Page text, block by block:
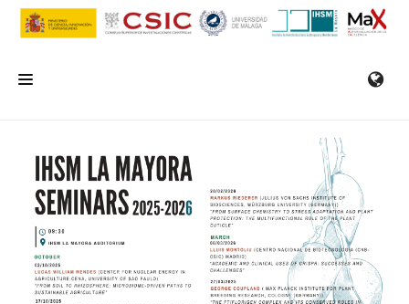
EL IHSM
INVESTIGACIÓN
SERVICIOS
FORMACIÓN/SEMINARIOS